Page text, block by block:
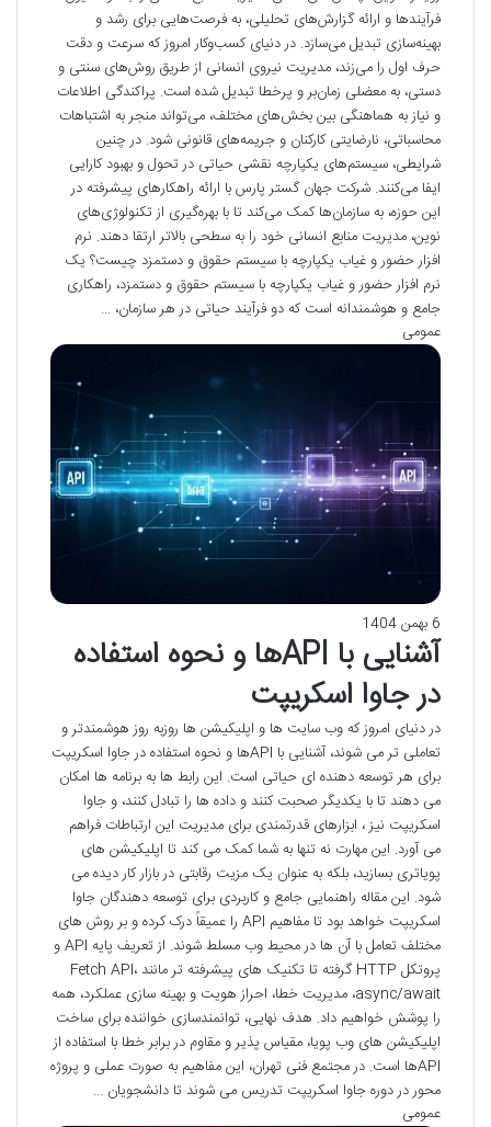
فرآیندها و ارائه گزارش‌های تحلیلی، به فرصت‌هایی برای رشد و
بهینه‌سازی تبدیل می‌سازد. در دنیای کسب‌وکار امروز که سرعت و دقت
حرف اول را می‌زند، مدیریت نیروی انسانی از طریق روش‌های سنتی و
دستی، به معضلی زمان‌بر و پرخطا تبدیل شده است. پراکندگی اطلاعات
و نیاز به هماهنگی بین بخش‌های مختلف، می‌تواند منجر به اشتباهات
محاسباتی، نارضایتی کارکنان و جریمه‌های قانونی شود. در چنین
شرایطی، سیستم‌های یکپارچه نقشی حیاتی در تحول و بهبود کارایی
ایفا می‌کنند. شرکت جهان گستر پارس با ارائه راهکارهای پیشرفته در
این حوزه، به سازمان‌ها کمک می‌کند تا با بهره‌گیری از تکنولوژی‌های
نوین، مدیریت منابع انسانی خود را به سطحی بالاتر ارتقا دهند. نرم
افزار حضور و غیاب یکپارچه با سیستم حقوق و دستمزد چیست؟ یک
نرم افزار حضور و غیاب یکپارچه با سیستم حقوق و دستمزد، راهکاری
جامع و هوشمندانه است که دو فرآیند حیاتی در هر سازمان، …
عمومی
6 بهمن 1404
آشنایی با APIها و نحوه استفاده
در جاوا اسکریپت
در دنیای امروز که وب سایت ها و اپلیکیشن ها روزبه روز هوشمندتر و
تعاملی تر می شوند، آشنایی با APIها و نحوه استفاده در جاوا اسکریپت
برای هر توسعه دهنده ای حیاتی است. این رابط ها به برنامه ها امکان
می دهند تا با یکدیگر صحبت کنند و داده ها را تبادل کنند، و جاوا
اسکریپت نیز ، ابزارهای قدرتمندی برای مدیریت این ارتباطات فراهم
می آورد. این مهارت نه تنها به شما کمک می کند تا اپلیکیشن های
پویاتری بسازید، بلکه به عنوان یک مزیت رقابتی در بازار کار دیده می
شود. این مقاله راهنمایی جامع و کاربردی برای توسعه دهندگان جاوا
اسکریپت خواهد بود تا مفاهیم API را عمیقاً درک کرده و بر روش های
مختلف تعامل با آن ها در محیط وب مسلط شوند. از تعریف پایه API و
پروتکل HTTP گرفته تا تکنیک های پیشرفته تر مانند Fetch API،
async/await، مدیریت خطا، احراز هویت و بهینه سازی عملکرد، همه
را پوشش خواهیم داد. هدف نهایی، توانمندسازی خواننده برای ساخت
اپلیکیشن های وب پویا، مقیاس پذیر و مقاوم در برابر خطا با استفاده از
APIها است. در مجتمع فنی تهران، این مفاهیم به صورت عملی و پروژه
محور در دوره جاوا اسکریپت تدریس می شوند تا دانشجویان …
عمومی